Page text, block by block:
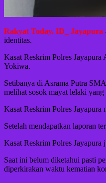
Rakyat Today. ID_ Jayapura
identitas.
Kasat Reskrim Polres
Yokiwa.
Setibanya di Asrama Putra
melihat sosok mayat lelaki yang
Kasat Reskrim Polres
Setelah mendapatkan laporan
Kasat Reskrim Polres
Saat ini belum diketahui pasti
diperkirakan waktu kematian